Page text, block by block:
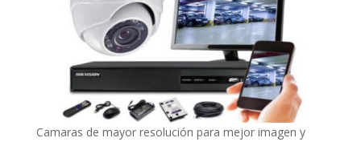
Camaras de mayor resolución para mejor imagen y